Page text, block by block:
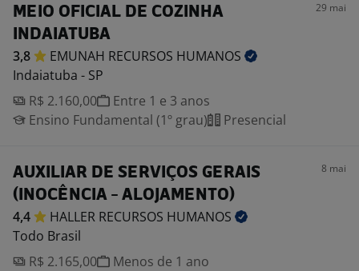
MEIO OFICIAL DE COZINHA
INDAIATUBA
29 mai
3,8 EMUNAH RECURSOS HUMANOS
Indaiatuba - SP
R$ 2.160,00
Entre 1 e 3 anos
Ensino Fundamental (1º grau)
Presencial
AUXILIAR DE SERVIÇOS GERAIS
(INOCÊNCIA - ALOJAMENTO)
8 mai
4,4 HALLER RECURSOS HUMANOS
Todo Brasil
R$ 2.165,00
Menos de 1 ano